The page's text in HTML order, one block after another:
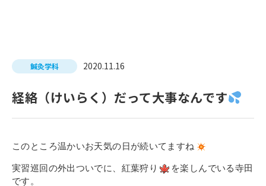
研修・講座
公共職業訓練
鍼灸学科 2020.11.16
経絡（けいらく）だって大事なんです
このところ温かいお天気の日が続いてますね
実習巡回の外出ついでに、紅葉狩り
を楽しんでいる寺田
です。